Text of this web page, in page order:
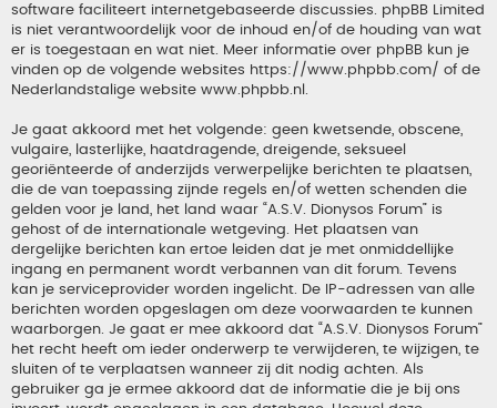
software faciliteert internetgebaseerde discussies. phpBB Limited
is niet verantwoordelijk voor de inhoud en/of de houding van wat
er is toegestaan en wat niet. Meer informatie over phpBB kun je
vinden op de volgende websites https://www.phpbb.com/ of de
Nederlandstalige website www.phpbb.nl
Je gaat akkoord met het volgende: geen kwetsende, obscene,
vulgaire, lasterlijke, haatdragende, dreigende, seksueel
georiënteerde of anderzijds verwerpelijke berichten te plaatsen,
die de van toepassing zijnde regels en/of wetten schenden die
gelden voor je land, het land waar “A.S.V. Dionysos Forum” is
gehost of de internationale wetgeving. Het plaatsen van
dergelijke berichten kan ertoe leiden dat je met onmiddellijke
ingang en permanent wordt verbannen van dit forum. Tevens
kan je serviceprovider worden ingelicht. De IP-adressen van alle
berichten worden opgeslagen om deze voorwaarden te kunnen
waarborgen. Je gaat er mee akkoord dat “A.S.V. Dionysos Forum”
het recht heeft om ieder onderwerp te verwijderen, te wijzigen, te
sluiten of te verplaatsen wanneer zij dit nodig achten. Als
gebruiker ga je ermee akkoord dat de informatie die je bij ons